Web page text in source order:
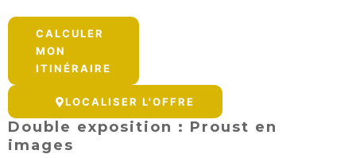
CALCULER
MON
ITINÉRAIRE
LOCALISER L'OFFRE
Double exposition : Proust en
images